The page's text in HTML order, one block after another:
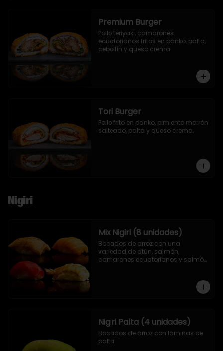
Premium Burger
Pollo teriyaki, camarones
ecuatorianos fritos en panko, palta,
cebollín y queso crema.
Tori Burger
Pollo frito en panko, pimiento morrón
salteado, palta y queso crema.
Nigiri
Mix Nigiri (8 unidades)
Bocados de arroz con una
variedad de atún, salmón,
camarones ecuatorianos y salmón
Nigiri Palta (4 unidades)
Bocados de arroz con laminas de
palta.